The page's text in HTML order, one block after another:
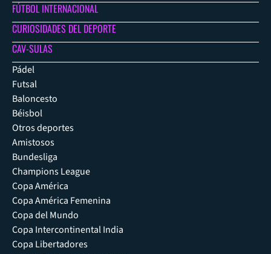
FÚTBOL INTERNACIONAL
CURIOSIDADES DEL DEPORTE
CAV-SULAS
Pádel
Futsal
Baloncesto
Béisbol
Otros deportes
Amistosos
Bundesliga
Champions League
Copa América
Copa América Femenina
Copa del Mundo
Copa Intercontinental India
Copa Libertadores